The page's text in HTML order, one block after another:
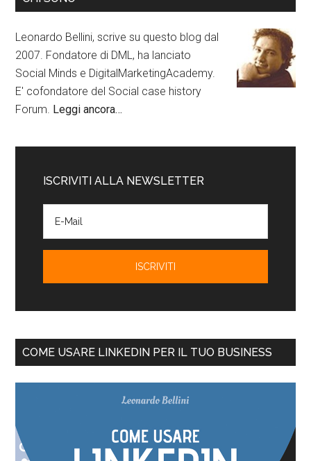
Leonardo Bellini, scrive su questo blog dal
2007. Fondatore di DML, ha lanciato
Social Minds e DigitalMarketingAcademy.
E' cofondatore del Social case history
Forum. Leggi ancora…
ISCRIVITI ALLA NEWSLETTER
COME USARE LINKEDIN PER IL TUO BUSINESS